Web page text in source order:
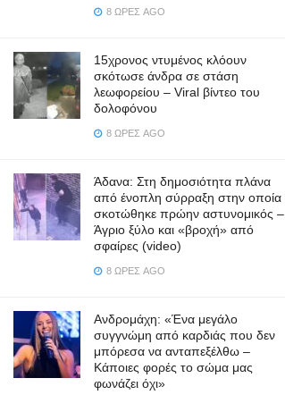
8 ΏΡΕΣ AGO
15χρονος ντυμένος κλόουν
σκότωσε άνδρα σε στάση
λεωφορείου – Viral βίντεο του
δολοφόνου
8 ΏΡΕΣ AGO
Άδανα: Στη δημοσιότητα πλάνα
από ένοπλη σύρραξη στην οποία
σκοτώθηκε πρώην αστυνομικός –
Άγριο ξύλο και «βροχή» από
σφαίρες (video)
8 ΏΡΕΣ AGO
Ανδρομάχη: «Ένα μεγάλο
συγγνώμη από καρδιάς που δεν
μπόρεσα να ανταπεξέλθω –
Κάποιες φορές το σώμα μας
φωνάζει όχι»